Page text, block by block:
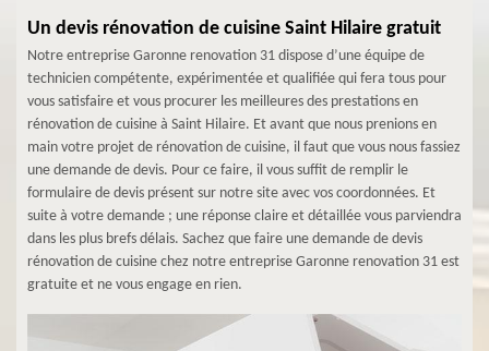
Un devis rénovation de cuisine Saint Hilaire gratuit
Notre entreprise Garonne renovation 31 dispose d’une équipe de
technicien compétente, expérimentée et qualifiée qui fera tous pour
vous satisfaire et vous procurer les meilleures des prestations en
rénovation de cuisine à Saint Hilaire. Et avant que nous prenions en
main votre projet de rénovation de cuisine, il faut que vous nous fassiez
une demande de devis. Pour ce faire, il vous suffit de remplir le
formulaire de devis présent sur notre site avec vos coordonnées. Et
suite à votre demande ; une réponse claire et détaillée vous parviendra
dans les plus brefs délais. Sachez que faire une demande de devis
rénovation de cuisine chez notre entreprise Garonne renovation 31 est
gratuite et ne vous engage en rien.